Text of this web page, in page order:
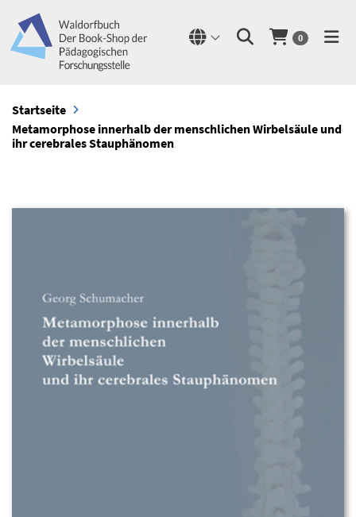
0
Startseite
Metamorphose innerhalb der menschlichen Wirbelsäule und
ihr cerebrales Stauphänomen